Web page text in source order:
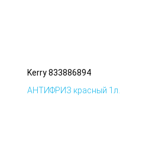
Kerry 833886894
АНТИФРИЗ красный 1л.